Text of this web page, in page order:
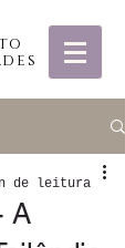
A
de leitura